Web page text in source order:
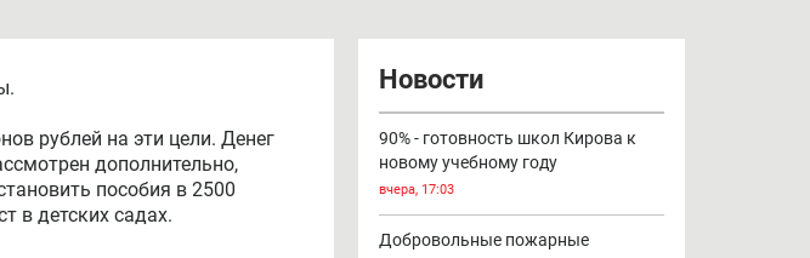
рублей на эти цели. Денег
дополнительно,
пособия в 2500
в детских садах.
Новости
90% - готовность школ Кирова к
новому учебному году
вчера, 17:03
Добровольные пожарные